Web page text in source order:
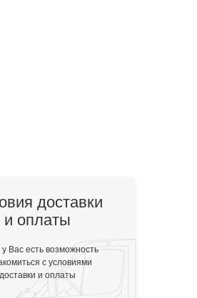
доставки
и оплаты
у Вас есть возможность
с условиями
доставки и оплаты